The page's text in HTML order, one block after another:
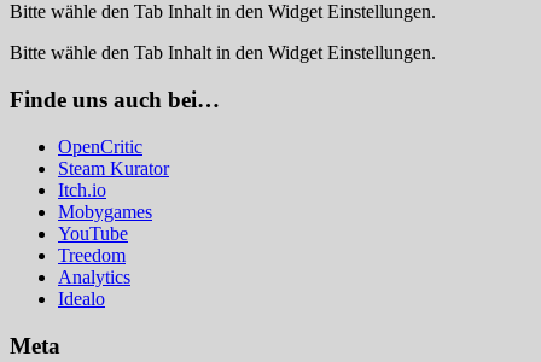
Bitte wähle den Tab Inhalt in den Widget Einstellungen.
Bitte wähle den Tab Inhalt in den Widget Einstellungen.
Finde uns auch bei…
OpenCritic
Steam Kurator
Itch.io
Mobygames
YouTube
Treedom
Analytics
Idealo
Meta